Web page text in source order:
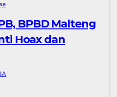
BPBD Malteng
Hoax dan